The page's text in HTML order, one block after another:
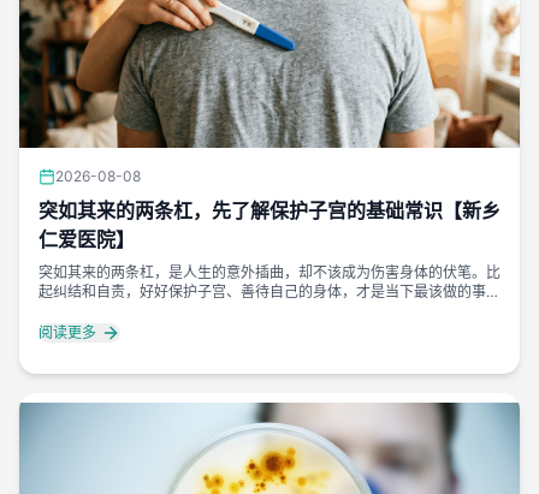
2026-08-08
突如其来的两条杠，先了解保护子宫的基础常识【新乡
仁爱医院】
突如其来的两条杠，是人生的意外插曲，却不该成为伤害身体的伏笔。比
起纠结和自责，好好保护子宫、善待自己的身体，才是当下最该做的事。
阅读更多